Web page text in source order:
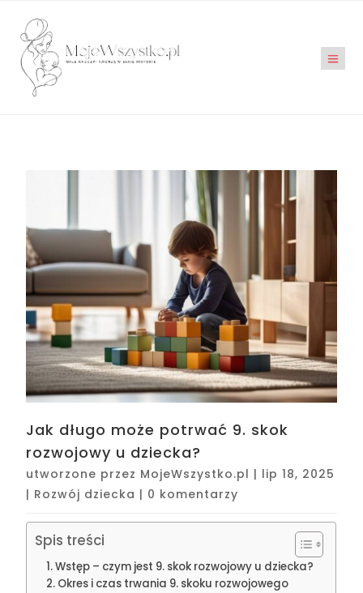
Jak długo może potrwać 9. skok
rozwojowy u dziecka?
utworzone przez MojeWszystko.pl | lip 18, 2025
| Rozwój dziecka | 0 komentarzy
Spis treści
Wstęp – czym jest 9. skok rozwojowy u dziecka?
Okres i czas trwania 9. skoku rozwojowego